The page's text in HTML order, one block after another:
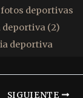
SIGUIENTE